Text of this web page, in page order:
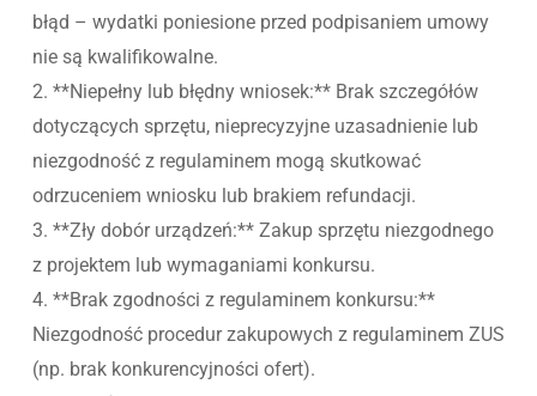
błąd – wydatki poniesione przed podpisaniem umowy
nie są kwalifikowalne.
2. **Niepełny lub błędny wniosek:** Brak szczegółów
dotyczących sprzętu, nieprecyzyjne uzasadnienie lub
niezgodność z regulaminem mogą skutkować
odrzuceniem wniosku lub brakiem refundacji.
3. **Zły dobór urządzeń:** Zakup sprzętu niezgodnego
z projektem lub wymaganiami konkursu.
4. **Brak zgodności z regulaminem konkursu:**
Niezgodność procedur zakupowych z regulaminem ZUS
(np. brak konkurencyjności ofert).